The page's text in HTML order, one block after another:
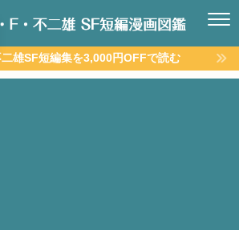
雄SF短編集を3,000円OFFで読む